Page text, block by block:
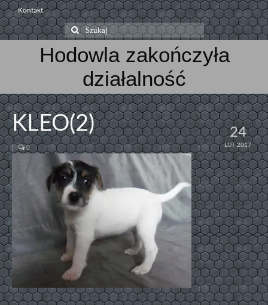
Kontakt
Szuklaj
w:
Hodowla zakończyła
działalność
24
LUT 2017
KLEO(2)
| 0